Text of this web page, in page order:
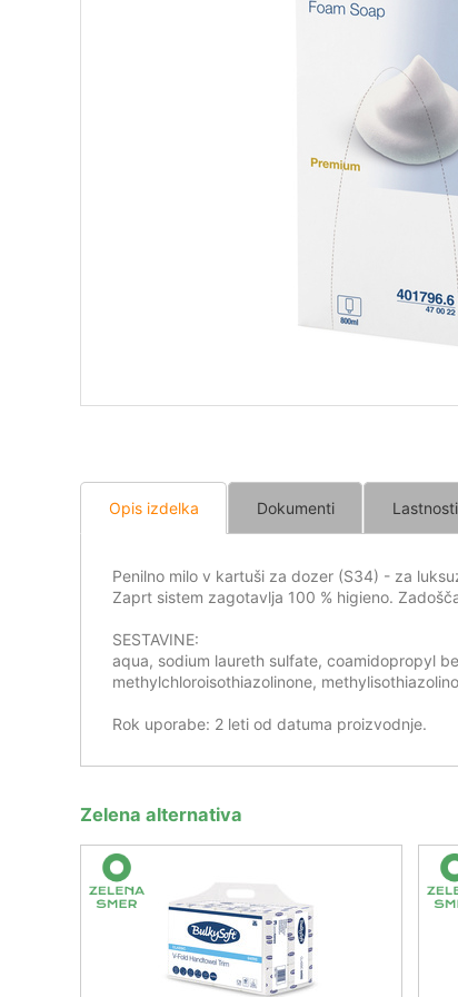
Opis izdelka Dokumenti Lastnosti
Penilno milo v kartuši za dozer (S34) - za
Zaprt sistem zagotavlja 100 % higieno.
SESTAVINE:
aqua, sodium laureth sulfate, coamidopropyl
methylchloroisothiazolinone,
Rok uporabe: 2 leti od datuma proizvodnje.
Zelena alternativa